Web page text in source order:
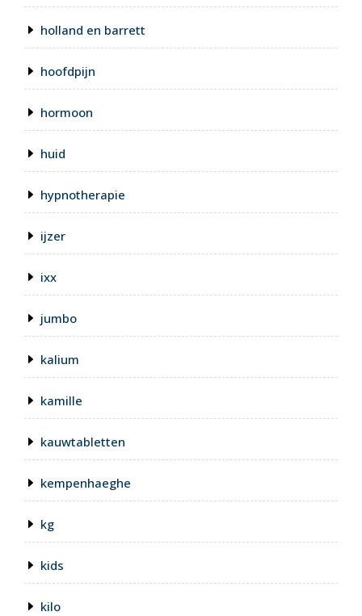
holland en barrett
hoofdpijn
hormoon
huid
hypnotherapie
ijzer
ixx
jumbo
kalium
kamille
kauwtabletten
kempenhaeghe
kg
kids
kilo